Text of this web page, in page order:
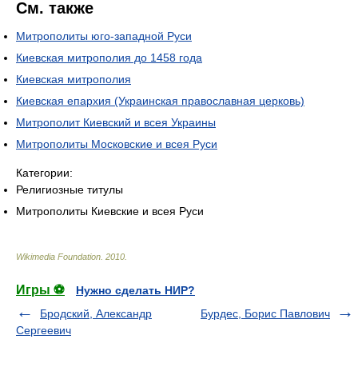
См. также
Митрополиты юго-западной Руси
Киевская митрополия до 1458 года
Киевская митрополия
Киевская епархия (Украинская православная церковь)
Митрополит Киевский и всея Украины
Митрополиты Московские и всея Руси
Категории:
Религиозные титулы
Митрополиты Киевские и всея Руси
Wikimedia Foundation 2010
Игры ⚽
Нужно сделать НИР?
Бродский, Александр
Сергеевич
Бурдес, Борис Павлович